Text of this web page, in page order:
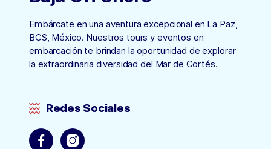
Embárcate en una aventura excepcional en La Paz,
BCS, México. Nuestros tours y eventos en
embarcación te brindan la oportunidad de explorar
la extraordinaria diversidad del Mar de Cortés.
Redes Sociales